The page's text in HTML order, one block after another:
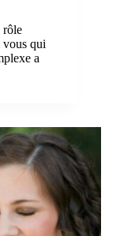
rôle
vous qui
a